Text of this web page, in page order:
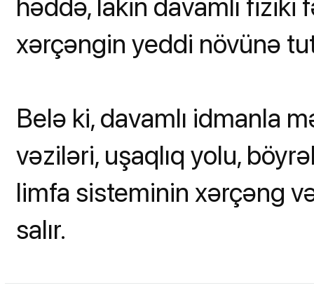
həddə, lakin davamlı
xərçəngin yeddi növünə
Belə ki, davamlı idmanla
vəziləri, uşaqlıq yolu,
limfa sisteminin xərçəng
salır.